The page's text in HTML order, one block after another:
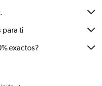
para ti
exactos?